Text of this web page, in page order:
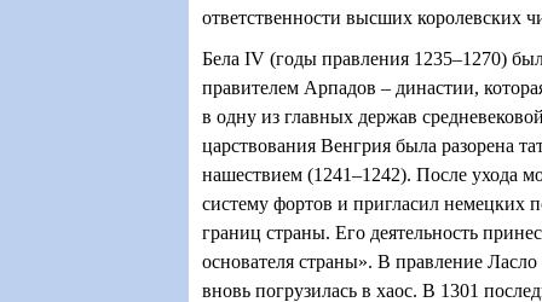
ответственности высших королевских
Бела IV (годы правления 1235–1270)
правителем Арпадов – династии,
в одну из главных держав
царствования Венгрия была разорена
нашествием (1241–1242). После ухода
систему фортов и пригласил немецких
границ страны. Его деятельность
основателя страны». В правление
вновь погрузилась в хаос. В 1301